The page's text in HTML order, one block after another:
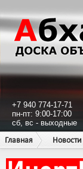
+7 940 774-17-71
пн-пт: 9:00-17:00
сб, вс - выходные
Главная
Новости